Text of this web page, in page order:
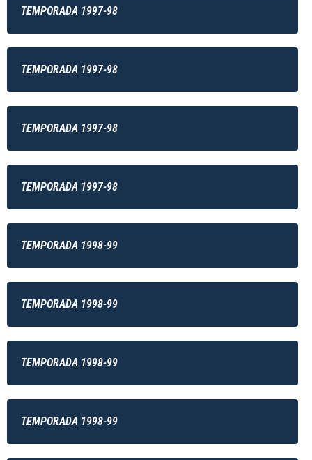
TEMPORADA 1997-98
TEMPORADA 1997-98
TEMPORADA 1997-98
TEMPORADA 1997-98
TEMPORADA 1998-99
TEMPORADA 1998-99
TEMPORADA 1998-99
TEMPORADA 1998-99